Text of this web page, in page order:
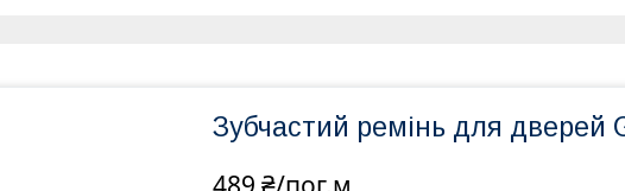
Зубчастий ремінь для дверей